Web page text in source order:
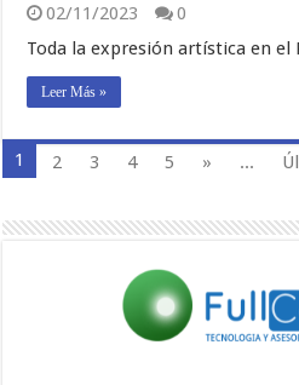
02/11/2023
0
Toda la expresión artística en el
Leer Más »
1 2 3 4 5 » ...